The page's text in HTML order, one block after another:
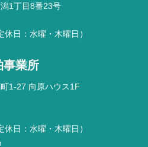
1丁目8番23号
日：水曜・木曜日）
事業所
1-27 向原ハウス1F
日：水曜・木曜日）